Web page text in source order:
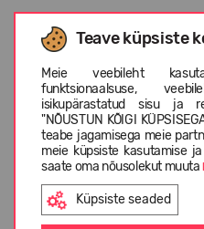
Teave küpsiste
Meie veebileht
funktsionaalsuse,
isikupärastatud sisu ja
"NÕUSTUN KÕIGI
teabe jagamisega meie
meie küpsiste kasutamise
saate oma nõusolekut muuta
Küpsiste seaded